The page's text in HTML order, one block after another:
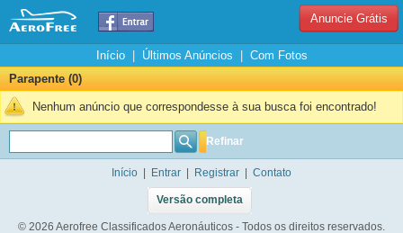
Anuncie Grátis
Início| Últimos Anúncios
Com Fotos
Parapente (0)
Nenhum anúncio que correspondesse à sua busca foi encontrado!
Refinar
Início Entrar Registrar Contato
Versão completa
© 2026 Aerofree Classificados Aeronáuticos - Todos os direitos reservados.